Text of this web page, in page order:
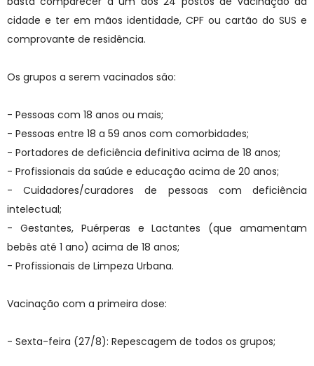
cidade e ter em mãos identidade, CPF ou cartão do SUS e
comprovante de residência.
Os grupos a serem vacinados são:
- Pessoas com 18 anos ou mais;
- Pessoas entre 18 a 59 anos com comorbidades;
- Portadores de deficiência definitiva acima de 18 anos;
- Profissionais da saúde e educação acima de 20 anos;
- Cuidadores/curadores de pessoas com deficiência
intelectual;
- Gestantes, Puérperas e Lactantes (que amamentam
bebês até 1 ano) acima de 18 anos;
- Profissionais de Limpeza Urbana.
Vacinação com a primeira dose:
- Sexta-feira (27/8): Repescagem de todos os grupos;